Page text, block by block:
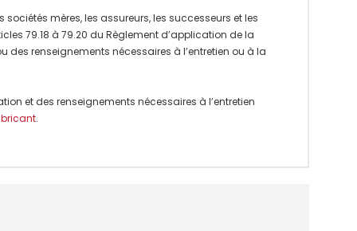
mères, les assureurs, les successeurs et les
79.18 à 79.20 du Règlement d’application de la
des renseignements nécessaires à l’entretien ou à la
et des renseignements nécessaires à l’entretien
.